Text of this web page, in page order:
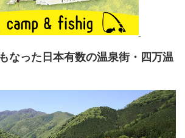
なった日本有数の温泉街・四万温